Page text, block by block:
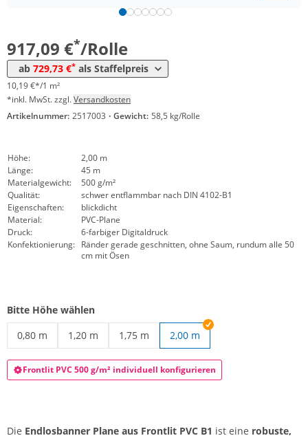
917,09 €*/Rolle
ab 729,73 €* als Staffelpreis
830,77 €
10,19 €*/1 m²
*inkl. MwSt. zzgl.Versandkosten
Artikelnummer: 2517003 · Gewicht: 58,5 kg/Rolle
Höhe:
2,00 m
Länge:
45 m
Materialgewicht:
500 g/m²
Qualität:
schwer entflammbar nach DIN 4102-B1
Eigenschaften:
blickdicht
Material:
PVC-Plane
Druck:
6-farbiger Digitaldruck
Konfektionierung: Ränder gerade geschnitten, ohne Saum, rundum alle 50
cm mit Ösen
Bitte Höhe wählen
0,80 m
1,20 m
1,75 m
2,00 m
Frontlit PVC 500 g/m² individuell konfigurieren
Die Endlosbanner Plane aus Frontlit PVC B1 ist eine robuste,